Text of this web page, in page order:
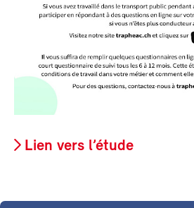
Lien vers l’étude